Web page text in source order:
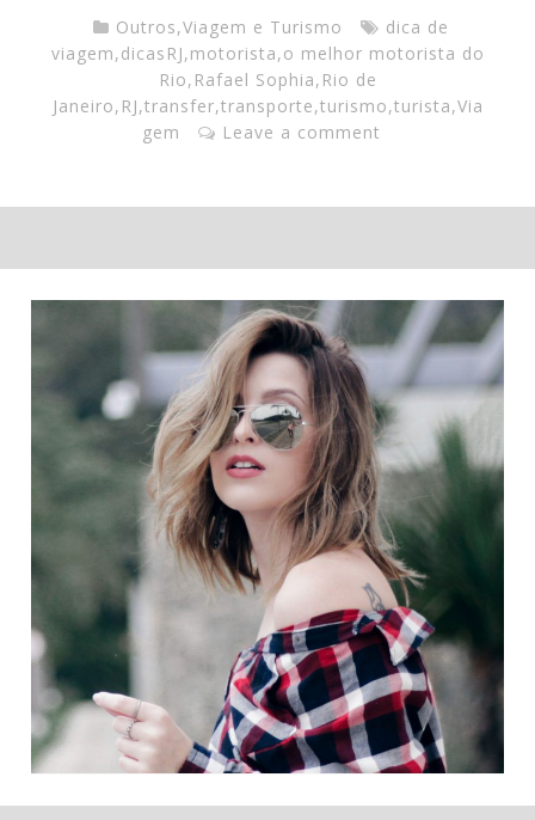
Outros,Viagem e Turismo
dica de
viagem,dicasRJ,motorista,o melhor motorista do
Rio, Rafael Sophia, Rio de
Janeiro, RJ,transfer,transporte,turismo,turista,Via
gem
Leave a comment